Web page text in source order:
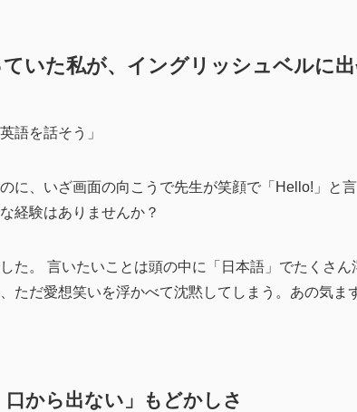
いた私が、イングリッシュベルに
語を話そう」
に、いざ画面の向こうで先生が笑顔で「Hello!」と
経験はありませんか？
た。 言いたいことは頭の中に「日本語」でたくさ
ただ愛想笑いを浮かべて沈黙してしまう。あの気ま
口から出ない」もどかしさ